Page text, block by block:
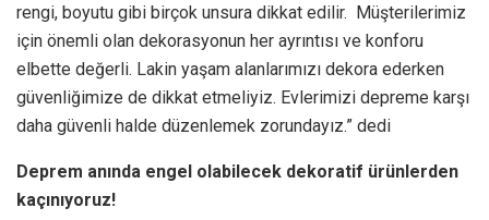
rengi, boyutu gibi birçok unsura dikkat edilir. Müşterilerimiz
için önemli olan dekorasyonun her ayrıntısı ve konforu
elbette değerli. Lakin yaşam alanlarımızı dekora ederken
güvenliğimize de dikkat etmeliyiz. Evlerimizi depreme karşı
daha güvenli halde düzenlemek zorundayız.” dedi
Deprem anında engel olabilecek dekoratif ürünlerden
kaçınıyoruz!